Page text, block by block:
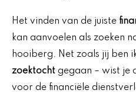
Het vinden van de juiste
kan aanvoelen als zoeken
hooiberg. Net zoals jij ben
zoektocht gegaan – wist je
voor de financiële